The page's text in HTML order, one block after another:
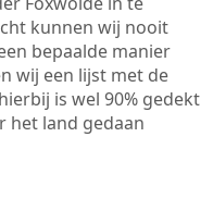
kunnen wij nooit
bepaalde manier
wij een lijst met de
is wel 90% gedekt
het land gedaan